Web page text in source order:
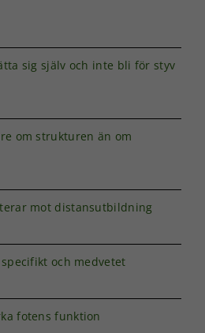
sig själv och inte bli för styv
om strukturen än om
mot distansutbildning
och medvetet
fotens funktion